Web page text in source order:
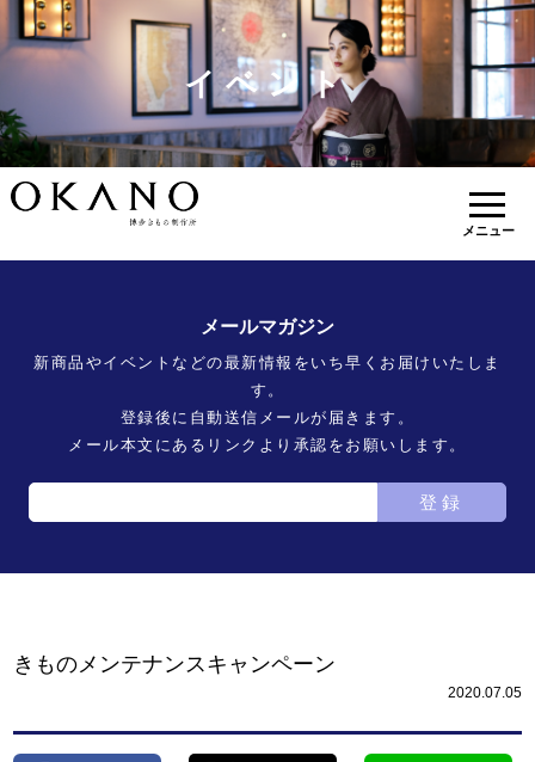
イベント
メニュー
メールマガジン
新商品やイベントなどの最新情報をいち早くお届けいたしま
す。
登録後に自動送信メールが届きます。
メール本文にあるリンクより承認をお願いします。
登録
きものメンテナンスキャンペーン
2020.07.05